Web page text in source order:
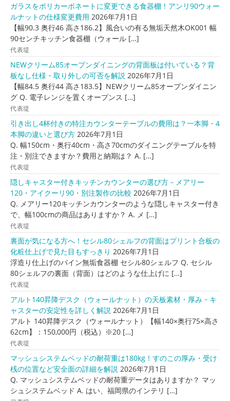
ガラスをポリカーボネートに変更できる食器棚！アンリ90ウォー
ルナットの仕様変更費用 2026年7月1日
【幅90.3 奥行46 高さ186.2】風合いの有る無垢天然木OK001 幅
90センチキッチン食器棚（ウォール […]
代表堤
NEWクリーム85オープンダイニングの背面板は付いている？背
板なし仕様・取り外しの可否を解説 2026年7月1日
【幅84.5 奥行44 高さ183.5】NEWクリーム85オープンダイニン
グ Q. 電子レンジを置くオープンス […]
代表堤
引き出し4杯付きの特注カウンターテーブルの費用は？一本脚・4
本脚の違いと選び方 2026年7月1日
Q. 幅150cm・奥行40cm・高さ70cmのダイニングテーブルを特
注・別注できますか？費用と納期は？ A. […]
代表堤
隠しキャスター付きキッチンカウンターの選び方－メアリー
120・アイクーリ90・別注製作の比較 2026年7月1日
Q. メアリー120キッチンカウンターのような隠しキャスター付き
で、幅100cmの商品はありますか？ A. メ […]
代表堤
裏面が気になる方へ！セシル80シェルフの背面はプリント合板の
化粧仕上げで見た目もすっきり 2026年7月1日
浮造り仕上げのパイン無垢食器棚 セシル80シェルフ Q. セシル
80シェルフの裏面（背面）はどのような仕上げに […]
代表堤
アルト140昇降デスク（ウォールナット）の天板素材・厚み・キ
ャスターの安定性を詳しく解説 2026年7月1日
アルト 140昇降デスク（ウォールナット）【幅140×奥行75×高さ
62cm】：150,000円（税込）※20 […]
代表堤
マッシュシステムベッドの耐荷重は180kg！すのこの厚み・受け
桟の位置など安全面の詳細を解説 2026年7月1日
Q. マッシュシステムベッドの耐荷重データはありますか？ マッ
シュシステムベッド A. はい、福岡県のインテリ […]